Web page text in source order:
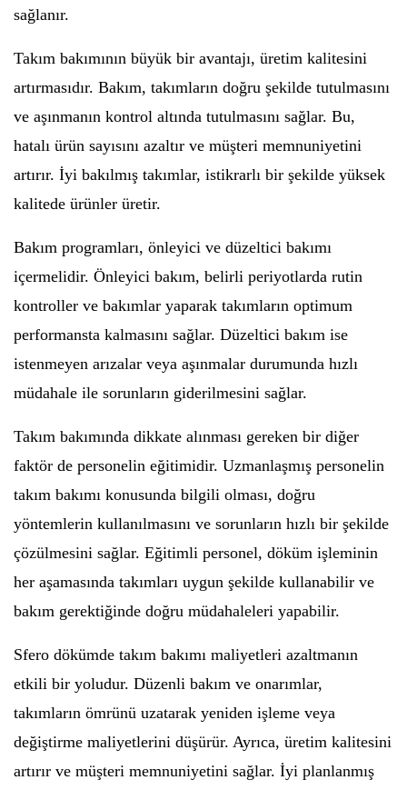
sağlanır.
Takım bakımının büyük bir avantajı, üretim kalitesini
artırmasıdır. Bakım, takımların doğru şekilde tutulmasını
ve aşınmanın kontrol altında tutulmasını sağlar. Bu,
hatalı ürün sayısını azaltır ve müşteri memnuniyetini
artırır. İyi bakılmış takımlar, istikrarlı bir şekilde yüksek
kalitede ürünler üretir.
Bakım programları, önleyici ve düzeltici bakımı
içermelidir. Önleyici bakım, belirli periyotlarda rutin
kontroller ve bakımlar yaparak takımların optimum
performansta kalmasını sağlar. Düzeltici bakım ise
istenmeyen arızalar veya aşınmalar durumunda hızlı
müdahale ile sorunların giderilmesini sağlar.
Takım bakımında dikkate alınması gereken bir diğer
faktör de personelin eğitimidir. Uzmanlaşmış personelin
takım bakımı konusunda bilgili olması, doğru
yöntemlerin kullanılmasını ve sorunların hızlı bir şekilde
çözülmesini sağlar. Eğitimli personel, döküm işleminin
her aşamasında takımları uygun şekilde kullanabilir ve
bakım gerektiğinde doğru müdahaleleri yapabilir.
Sfero dökümde takım bakımı maliyetleri azaltmanın
etkili bir yoludur. Düzenli bakım ve onarımlar,
takımların ömrünü uzatarak yeniden işleme veya
değiştirme maliyetlerini düşürür. Ayrıca, üretim kalitesini
artırır ve müşteri memnuniyetini sağlar. İyi planlanmış